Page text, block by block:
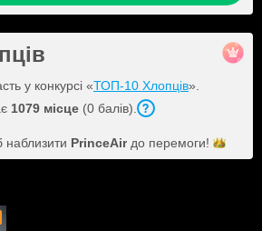
у конкурсі «ТОП-10 Хлопців».
1079 місце (0 балів).
PrinceAir до перемоги!